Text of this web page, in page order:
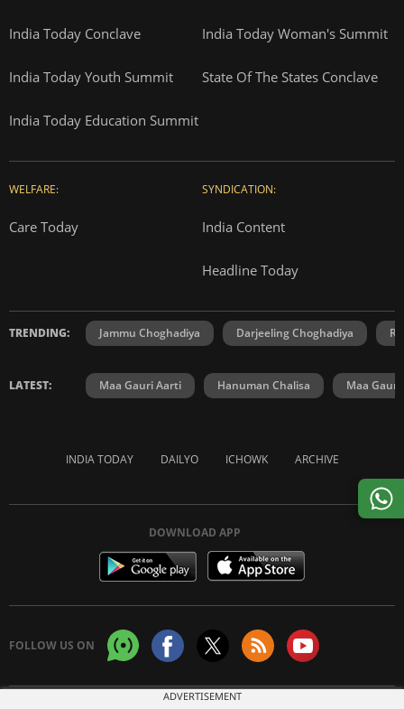
India Today Conclave India Today Woman's Summit
India Today Youth Summit State Of The States Conclave
India Today Education Summit
WELFARE:
Care Today
SYNDICATION:
India Content
Headline Today
TRENDING: Jammu Choghadiya Darjeeling Choghadiya
LATEST: Maa Gauri Aarti Hanuman Chalisa Maa Gauri
INDIA TODAY DAILYO ICHOWK ARCHIVE
DOWNLOAD APP
FOLLOW US ON
ADVERTISEMENT